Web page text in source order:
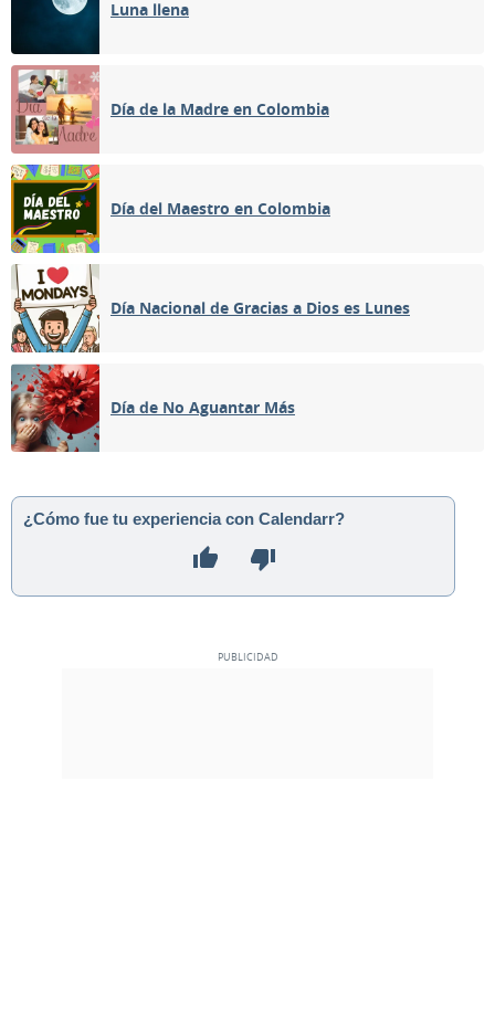
Luna llena
Día de la Madre en Colombia
Día del Maestro en Colombia
Día Nacional de Gracias a Dios es Lunes
Día de No Aguantar Más
¿Cómo fue tu experiencia con Calendarr?